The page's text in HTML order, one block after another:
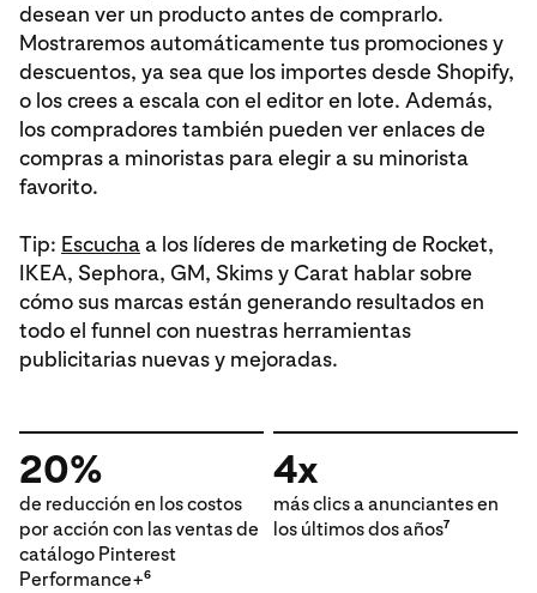
desean ver un producto antes de comprarlo.
Mostraremos automáticamente tus promociones y
descuentos, ya sea que los importes desde Shopify,
o los crees a escala con el editor en lote. Además,
los compradores también pueden ver enlaces de
compras a minoristas para elegir a su minorista
favorito.
Tip: Escuchaa los líderes de marketing de Rocket,
IKEA, Sephora, GM, Skims y Carat hablar sobre
cómo sus marcas están generando resultados en
todo el funnel con nuestras herramientas
publicitarias nuevas y mejoradas.
20%
de reducción en los costos
por acción con las ventas de
catálogo Pinterest
Performance+6
4x
más clics a anunciantes en
los últimos dos años7